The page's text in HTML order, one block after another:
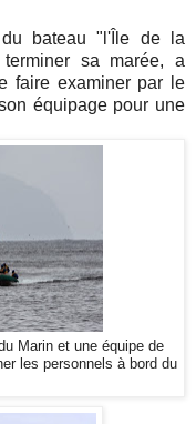
bateau "l'Île de la
sa marée, a
faire examiner par le
équipage pour une
Marin et une équipe de
les personnels à bord du